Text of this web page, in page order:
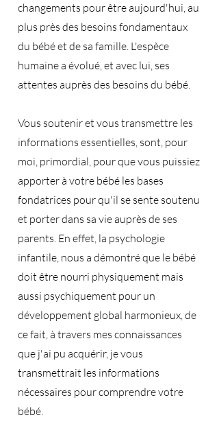
changements pour être aujourd'hui, au
plus près des besoins fondamentaux
du bébé et de sa famille. L'espèce
humaine a évolué, et avec lui, ses
attentes auprès des besoins du bébé.
Vous soutenir et vous transmettre les
informations essentielles, sont, pour
moi, primordial, pour que vous puissiez
apporter à votre bébé les bases
fondatrices pour qu'il se sente soutenu
et porter dans sa vie auprès de ses
parents. En effet, la psychologie
infantile, nous a démontré que le bébé
doit être nourri physiquement mais
aussi psychiquement pour un
développement global harmonieux, de
ce fait, à travers mes connaissances
que j'ai pu acquérir, je vous
transmettrait les informations
nécessaires pour comprendre votre
bébé.